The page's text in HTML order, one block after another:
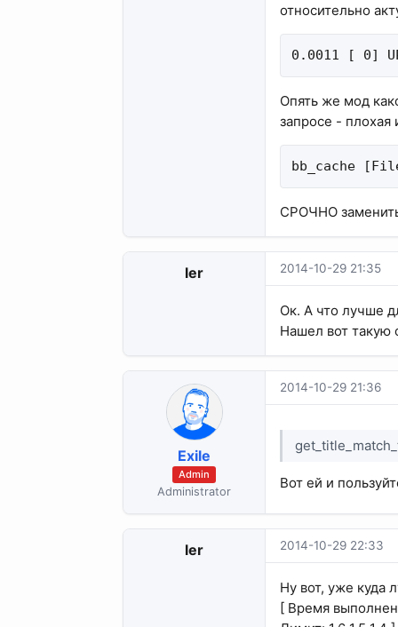
относительно
0.0011 [ 0]
Опять же мод
запросе - плохая
bb_cache
СРОЧНО
ler 2014-10-29 21:35
Ок. А что лучше
Нашел вот такую
Exile
Admin
Administrator
2014-10-29 21:36
Вот ей и
ler 2014-10-29 22:33
Ну вот, уже куда
[ Время